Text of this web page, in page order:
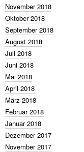
November 2018
Oktober 2018
September 2018
August 2018
Juli 2018
Juni 2018
Mai 2018
April 2018
März 2018
Februar 2018
Januar 2018
Dezember 2017
November 2017